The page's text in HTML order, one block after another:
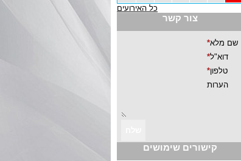
כל האירועים
צור קשר
קישורים שימושים